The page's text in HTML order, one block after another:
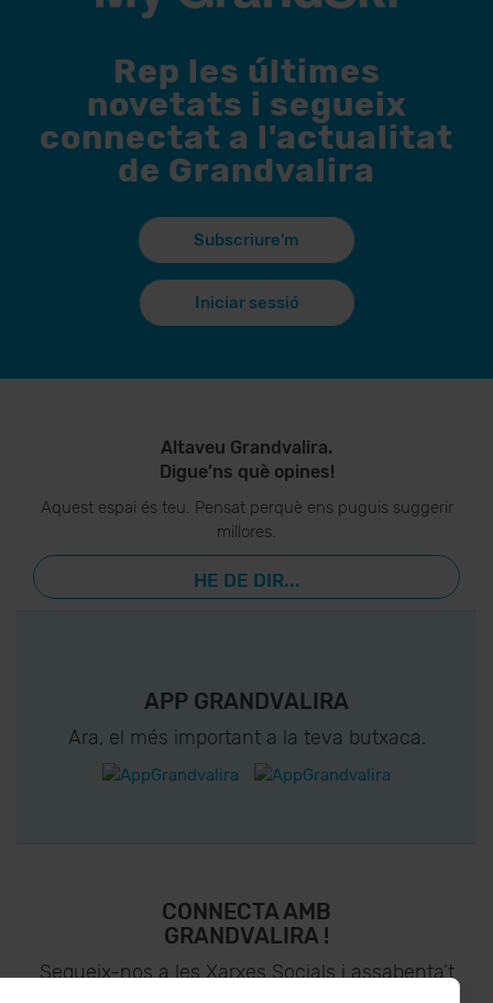
Rep les últimes
novetats i segueix
connectat a l'actualitat
de Grandvalira
Subscriure'm
Iniciar sessió
Altaveu Grandvalira.
Digue’ns què opines!
Aquest espai és teu. Pensat perquè ens puguis suggerir
millores.
HE DE DIR...
APP GRANDVALIRA
Ara, el més important a la teva butxaca.
CONNECTA AMB
GRANDVALIRA !
Segueix-nos a les Xarxes Socials i assabenta’t